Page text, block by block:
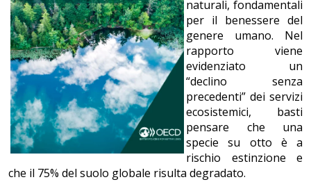
naturali, fondamentali
per il benessere del
genere umano. Nel
rapporto viene
evidenziato un
“declino senza
precedenti” dei servizi
ecosistemici, basti
pensare che una
specie su otto è a
rischio estinzione e
che il 75% del suolo globale risulta degradato.